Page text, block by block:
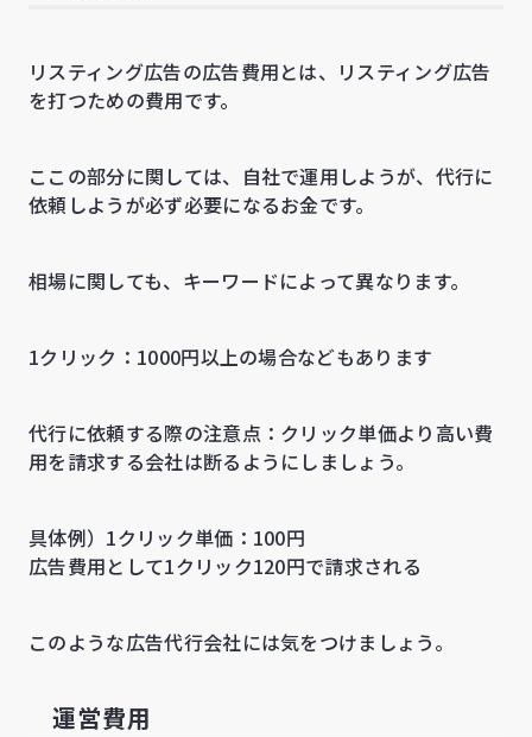
リスティング広告の広告費用とは、リスティング広告
を打つための費用です。
ここの部分に関しては、自社で運用しようが、代行に
依頼しようが必ず必要になるお金です。
相場に関しても、キーワードによって異なります。
1クリック：1000円以上の場合などもあります
代行に依頼する際の注意点：クリック単価より高い費
用を請求する会社は断るようにしましょう。
具体例）1クリック単価：100円
広告費用として1クリック120円で請求される
このような広告代行会社には気をつけましょう。
運営費用